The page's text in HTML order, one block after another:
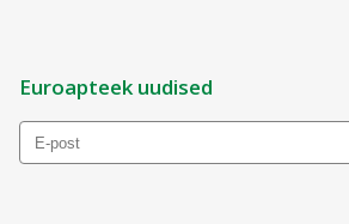
Euroapteek uudised